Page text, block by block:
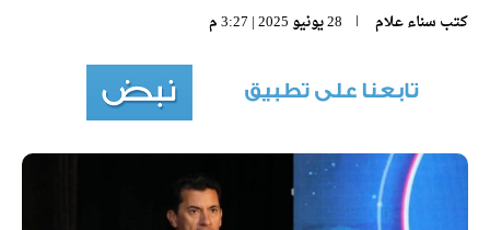
كتب سناء علام 28 يونيو 2025 | 3:27 م